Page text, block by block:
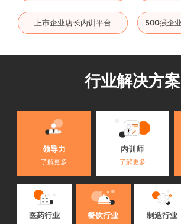
上市企业店长内训平台
行业解决方案
领导力
了解更多
内训师
了解更多
医药行业 餐饮行业 制造行业